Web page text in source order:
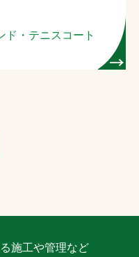
ド・テニスコート
施工や管理など